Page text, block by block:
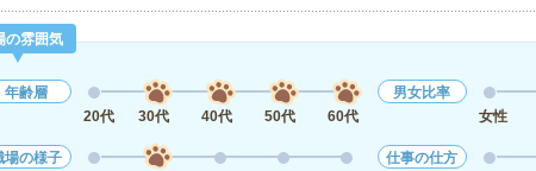
の雰囲気
年齢層
20代
30代 40代 50代 60代
男女比率
女性
場の様子
仕事の仕方